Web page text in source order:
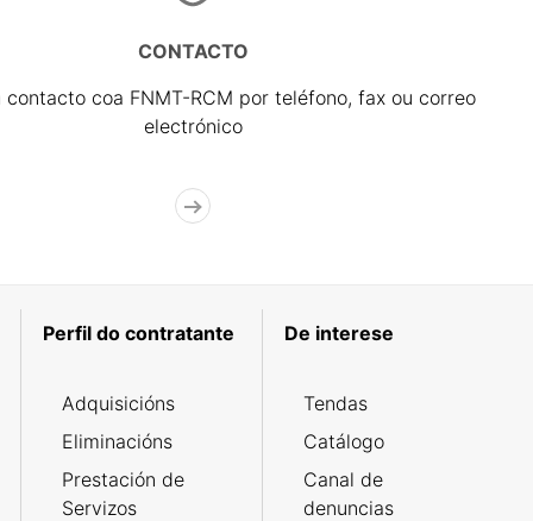
CONTACTO
contacto coa FNMT-RCM por teléfono, fax ou correo
electrónico
Perfil do contratante
Adquisicións
Eliminacións
Prestación de
Servizos
De interese
Tendas
Catálogo
Canal de
denuncias